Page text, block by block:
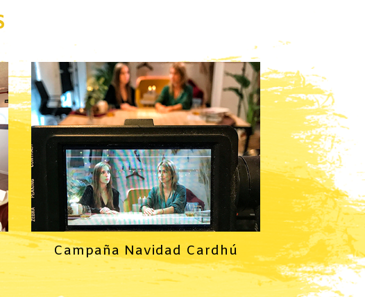
Campaña Navidad Cardhú